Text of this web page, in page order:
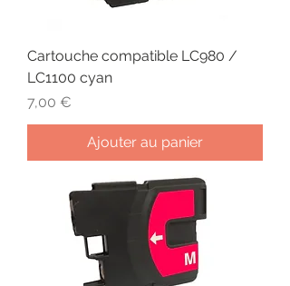
Cartouche compatible LC980 /
LC1100 cyan
Prix
7,00 €
Ajouter au panier